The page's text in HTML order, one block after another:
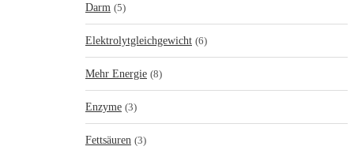
Darm (5)
Elektrolytgleichgewicht (6)
Mehr Energie (8)
Enzyme (3)
Fettsäuren (3)